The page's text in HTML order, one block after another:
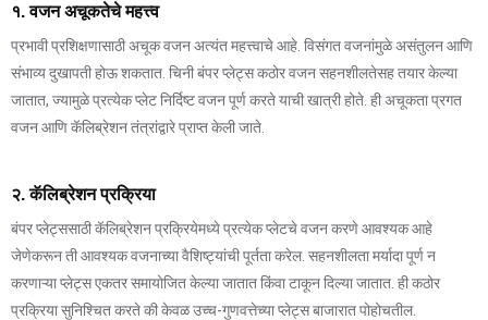
१. वजन अचूकतेचे महत्त्व
प्रभावी प्रशिक्षणासाठी अचूक वजन अत्यंत महत्त्वाचे आहे. विसंगत वजनांमुळे असंतुलन आणि
संभाव्य दुखापती होऊ शकतात. चिनी बंपर प्लेट्स कठोर वजन सहनशीलतेसह तयार केल्या
जातात, ज्यामुळे प्रत्येक प्लेट निर्दिष्ट वजन पूर्ण करते याची खात्री होते. ही अचूकता प्रगत
वजन आणि कॅलिब्रेशन तंत्रांद्वारे प्राप्त केली जाते.
२. कॅलिब्रेशन प्रक्रिया
बंपर प्लेट्ससाठी कॅलिब्रेशन प्रक्रियेमध्ये प्रत्येक प्लेटचे वजन करणे आवश्यक आहे
जेणेकरून ती आवश्यक वजनाच्या वैशिष्ट्यांची पूर्तता करेल. सहनशीलता मर्यादा पूर्ण न
करणाऱ्या प्लेट्स एकतर समायोजित केल्या जातात किंवा टाकून दिल्या जातात. ही कठोर
प्रक्रिया सुनिश्चित करते की केवळ उच्च-गुणवत्तेच्या प्लेट्स बाजारात पोहोचतील.